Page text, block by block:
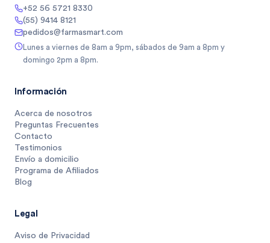
+52 56 5721 8330
(55) 9414 8121
pedidos@farmasmart.com
Lunes a viernes de 8am a 9pm, sábados de 9am a 8pm y
domingo 2pm a 8pm.
Información
Acerca de nosotros
Preguntas Frecuentes
Contacto
Testimonios
Envío a domicilio
Programa de Afiliados
Blog
Legal
Aviso de Privacidad